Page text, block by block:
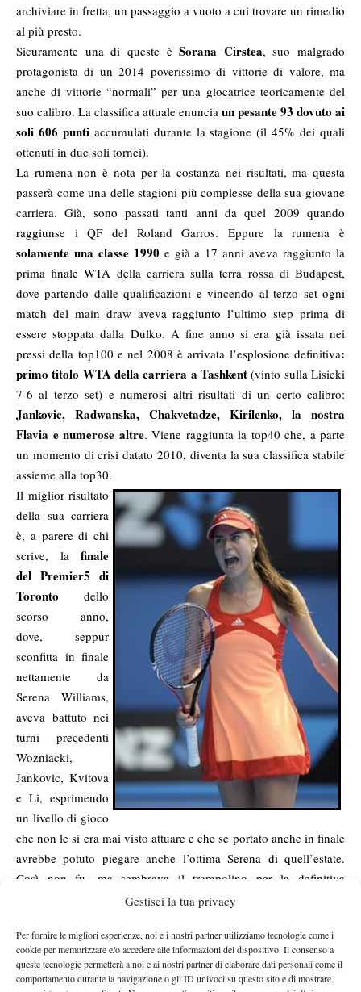
Gestisci la tua privacy
Per fornire le migliori esperienze, noi e i nostri partner utilizziamo tecnologie come i
cookie per memorizzare e/o accedere alle informazioni del dispositivo. Il consenso a
queste tecnologie permetterà a noi e ai nostri partner di elaborare dati personali come il
comportamento durante la navigazione o gli ID univoci su questo sito e di mostrare
archiviare in fretta, un passaggio a vuoto a cui trovare un rimedio
al più presto.
Sicuramente una di queste èSorana Cirstea, suo malgrado
protagonista di un 2014 poverissimo di vittorie di valore, ma
anche di vittorie “normali” per una giocatrice teoricamente del
suo calibro. La classifica attuale enuncia un pesante 93 dovuto ai
soli 606 puntiaccumulati durante la stagione (il 45% dei quali
ottenuti in due soli tornei).
La rumena non è nota per la costanza nei risultati, ma questa
passerà come una delle stagioni più complesse della sua giovane
carriera. Già, sono passati tanti anni da quel 2009 quando
raggiunse i QF del Roland Garros. Eppure la rumena è
solamente una classe 1990e già a 17 anni aveva raggiunto la
prima finale WTA della carriera sulla terra rossa di Budapest,
dove partendo dalle qualificazioni e vincendo al terzo set ogni
match del main draw aveva raggiunto l’ultimo step prima di
essere stoppata dalla Dulko. A fine anno si era già issata nei
pressi della top100 e nel 2008 è arrivata l’esplosione definitiva:
primo titolo WTA della carriera a Tashkent (vinto sulla Lisicki
7-6 al terzo set) e numerosi altri risultati di un certo calibro:
Jankovic, Radwanska, Chakvetadze, Kirilenko, la nostra
Flavia e numerose altre. Viene raggiunta la top40 che, a parte
un momento di crisi datato 2010, diventa la sua classifica stabile
assieme alla top30.
Il miglior risultato
della sua carriera
è, a parere di chi
scrive, la finale
del Premier5 di
Toronto dello
scorso anno,
dove, seppur
sconfitta in finale
nettamente da
Serena Williams,
aveva battuto nei
turni precedenti
Wozniacki,
Jankovic, Kvitova
e Li, esprimendo
un livello di gioco
che non le si era mai visto attuare e che se portato anche in finale
avrebbe potuto piegare anche l’ottima Serena di quell’estate.
Così non fu, ma sembrava il trampolino per la definitiva
a 7 anni esatti dal primo main draw WTA di
posizione, ma ha poi significato il definitivo addio ai buoni tornei
giocati dalla rumena, che dopo aver finito in malo modo il 2013,
ha cominciato forse peggio la stregata stagione appena terminata.